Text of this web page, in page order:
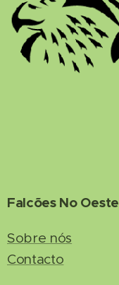
Falcões No Oeste
Sobre nós
Contacto